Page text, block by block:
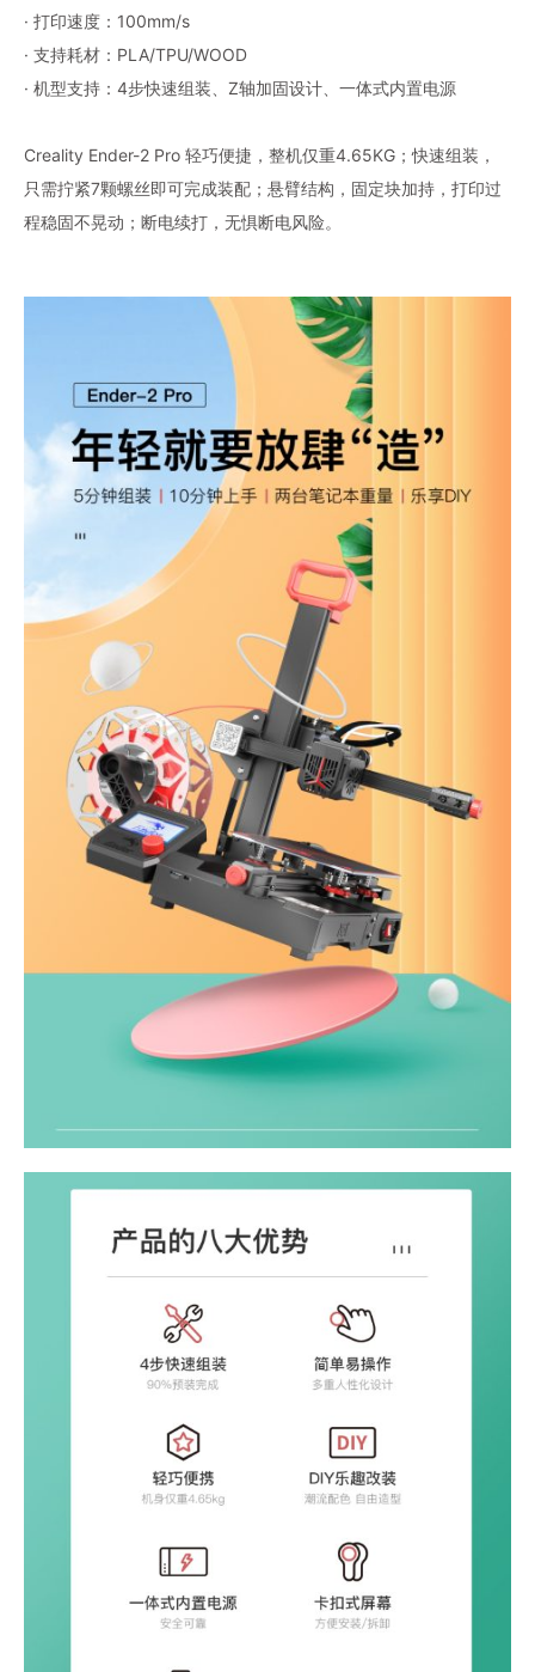
· 打印速度：100mm/s
· 支持耗材：PLA/TPU/WOOD
· 机型支持：4步快速组装、Z轴加固设计、一体式内置电源
Creality Ender-2 Pro 轻巧便捷，整机仅重4.65KG；快速组装，
只需拧紧7颗螺丝即可完成装配；悬臂结构，固定块加持，打印过
程稳固不晃动；断电续打，无惧断电风险。